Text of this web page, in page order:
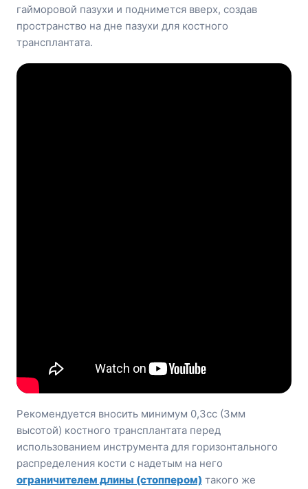
гайморовой пазухи и поднимется вверх, создав
пространство на дне пазухи для костного
трансплантата.
Рекомендуется вносить минимум 0,3сс (3мм
высотой) костного трансплантата перед
использованием инструмента для горизонтального
распределения кости с надетым на него
ограничителем длины (стоппером) такого же